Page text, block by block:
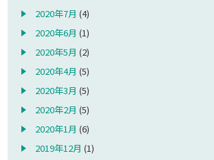
2020年7月 (4)
2020年6月 (1)
2020年5月 (2)
2020年4月 (5)
2020年3月 (5)
2020年2月 (5)
2020年1月 (6)
2019年12月 (1)